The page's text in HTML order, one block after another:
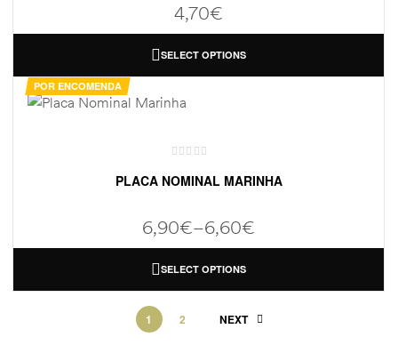
4,70€
SELECT OPTIONS
POR ENCOMENDA
PLACA NOMINAL MARINHA
6,60€
–
6,90€
SELECT OPTIONS
1 2 NEXT